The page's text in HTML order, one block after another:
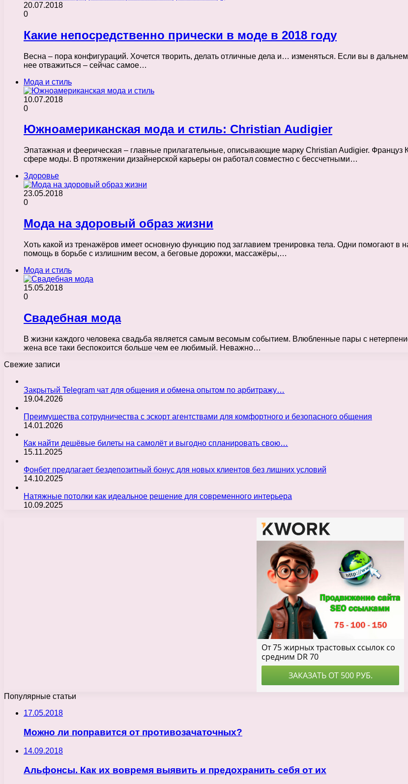
20.07.2018
0
Какие непосредственно прически в моде в 2018 году
Весна – пора конфигураций. Хочется творить, делать отличные дела и… изменяться. Если вы в
нее отважиться – сейчас самое…
Мода и стиль
10.07.2018
0
Южноамериканская мода и стиль: Christian Audigier
Эпатажная и феерическая – главные прилагательные, описывающие марку Christian Audigier.
сфере моды. В протяжении дизайнерской карьеры он работал совместно с бессчетными…
Здоровье
23.05.2018
0
Мода на здоровый образ жизни
Хоть какой из тренажёров имеет основную функцию под заглавием тренировка тела. Одни помогают
помощь в борьбе с излишним весом, а беговые дорожки, массажёры,…
Мода и стиль
15.05.2018
0
Свадебная мода
В жизни каждого человека свадьба является самым весомым событием. Влюбленные пары с
жена все таки беспокоится больше чем ее любимый. Неважно…
Свежие записи
Закрытый Telegram чат для общения и обмена опытом по арбитражу…
19.04.2026
Преимущества сотрудничества с эскорт агентствами для комфортного и безопасного общения
14.01.2026
Как найти дешёвые билеты на самолёт и выгодно спланировать свою…
15.11.2025
Фонбет предлагает бездепозитный бонус для новых клиентов без лишних условий
14.10.2025
Натяжные потолки как идеальное решение для современного интерьера
10.09.2025
Популярные статьи
17.05.2018
Можно ли поправится от противозачаточных?
14.09.2018
Альфонсы. Как их вовремя выявить и предохранить себя от их